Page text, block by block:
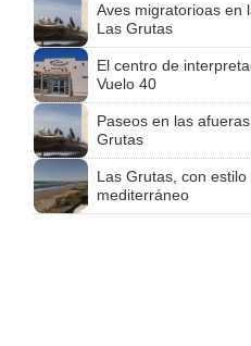
Aves migratorioas en
Las Grutas
El centro de
Vuelo 40
Paseos en las
Grutas
Las Grutas, con estilo
mediterráneo